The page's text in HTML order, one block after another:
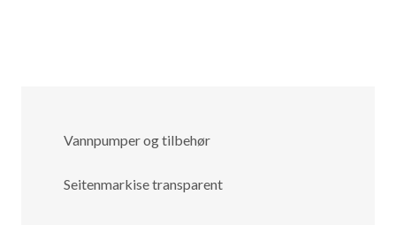
Vannpumper og tilbehør
Seitenmarkise transparent